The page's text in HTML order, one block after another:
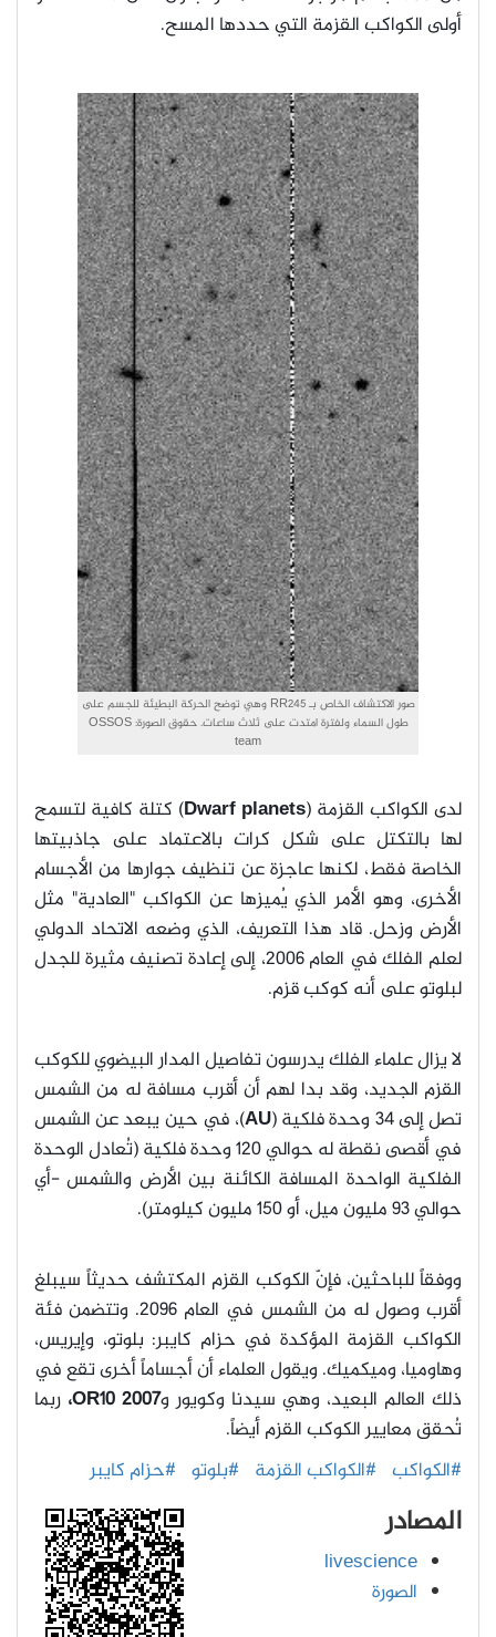
أولى الكواكب القزمة التي حددها المسح.
صور الاكتشاف الخاص بـ RR245 وهي توضح الحركة البطيئة للجسم على
طول السماء ولفترة امتدت على ثلاث ساعات. حقوق الصورة: OSSOS
team
لدى الكواكب القزمة (Dwarf planets) كتلة كافية لتسمح
لها بالتكتل على شكل كرات بالاعتماد على جاذبيتها
الخاصة فقط، لكنها عاجزة عن تنظيف جوارها من الأجسام
الأخرى، وهو الأمر الذي يُميزها عن الكواكب "العادية" مثل
الأرض وزحل. قاد هذا التعريف، الذي وضعه الاتحاد الدولي
لعلم الفلك في العام 2006، إلى إعادة تصنيف مثيرة للجدل
لبلوتو على أنه كوكب قزم.
لا يزال علماء الفلك يدرسون تفاصيل المدار البيضوي للكوكب
القزم الجديد، وقد بدا لهم أن أقرب مسافة له من الشمس
تصل إلى 34 وحدة فلكية (
AU)، في حين يبعد عن الشمس
في أقصى نقطة له حوالي 120 وحدة فلكية (تُعادل الوحدة
الفلكية الواحدة المسافة الكائنة بين الأرض والشمس -أي
حوالي 93 مليون ميل، أو 150 مليون كيلومتر).
ووفقاً للباحثين، فإنّ الكوكب القزم المكتشف حديثاً سيبلغ
أقرب وصول له من الشمس في العام 2096. وتتضمن فئة
الكواكب القزمة المؤكدة في حزام كايبر: بلوتو، وإيريس،
وهاوميا، وميكميك. ويقول العلماء أن أجساماً أخرى تقع في
ذلك العالم البعيد، وهي سيدنا وكويور و2007 OR10،
ربما
تُحقق معايير الكوكب القزم أيضاً.
#الكواكب #الكواكب القزمة #بلوتو #حزام كايبر
المصادر
livescience
الصورة